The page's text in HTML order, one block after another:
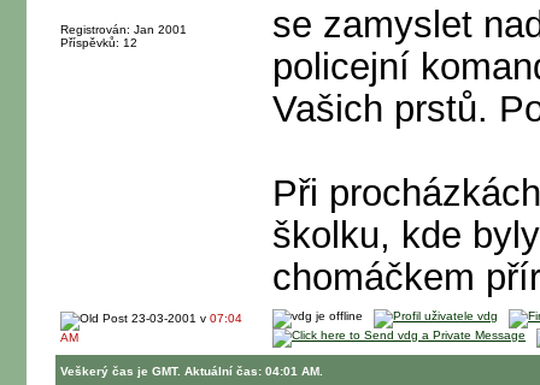
Registrován: Jan 2001
Příspěvků: 12
se zamyslet
policejní
Vašich prstů.
Při
školku, kde
chomáčkem
23-03-2001 v 07:04
AM
Veškerý čas je GMT. Aktuální čas: 04:01 AM.